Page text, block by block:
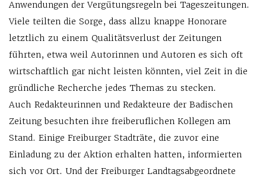
Anwendungen der Vergütungsregeln bei Tageszeitungen.
Viele teilten die Sorge, dass allzu knappe Honorare
letztlich zu einem Qualitätsverlust der Zeitungen
führten, etwa weil Autorinnen und Autoren es sich oft
wirtschaftlich gar nicht leisten könnten, viel Zeit in die
gründliche Recherche jedes Themas zu stecken.
Auch Redakteurinnen und Redakteure der Badischen
Zeitung besuchten ihre freiberuflichen Kollegen am
Stand. Einige Freiburger Stadträte, die zuvor eine
Einladung zu der Aktion erhalten hatten, informierten
sich vor Ort. Und der Freiburger Landtagsabgeordnete